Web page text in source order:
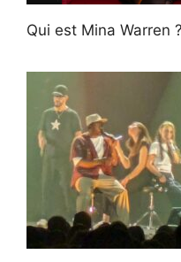
Qui est Mina Warren ?